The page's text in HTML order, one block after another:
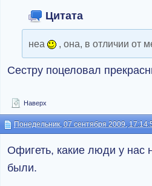
Цитата
неа , она, в отличии от
Сестру поцеловал
Наверх
Понедельник, 07 сентября 2009,
Офигеть, какие люди у
были.